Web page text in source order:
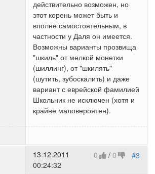
действительно возможен, но
этот корень может быть и
вполне самостоятельным, в
частности у Даля он имеется.
Возможны варианты прозвища
"шкиль" от мелкой монетки
(шиллинг), от "шкилять"
(шутить, зубоскалить) и даже
вариант с еврейской фамилией
Школьник не исключен (хотя и
крайне маловероятен).
#3
0 / 0
13.12.2011
00:24:32